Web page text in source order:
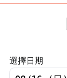
選擇日期